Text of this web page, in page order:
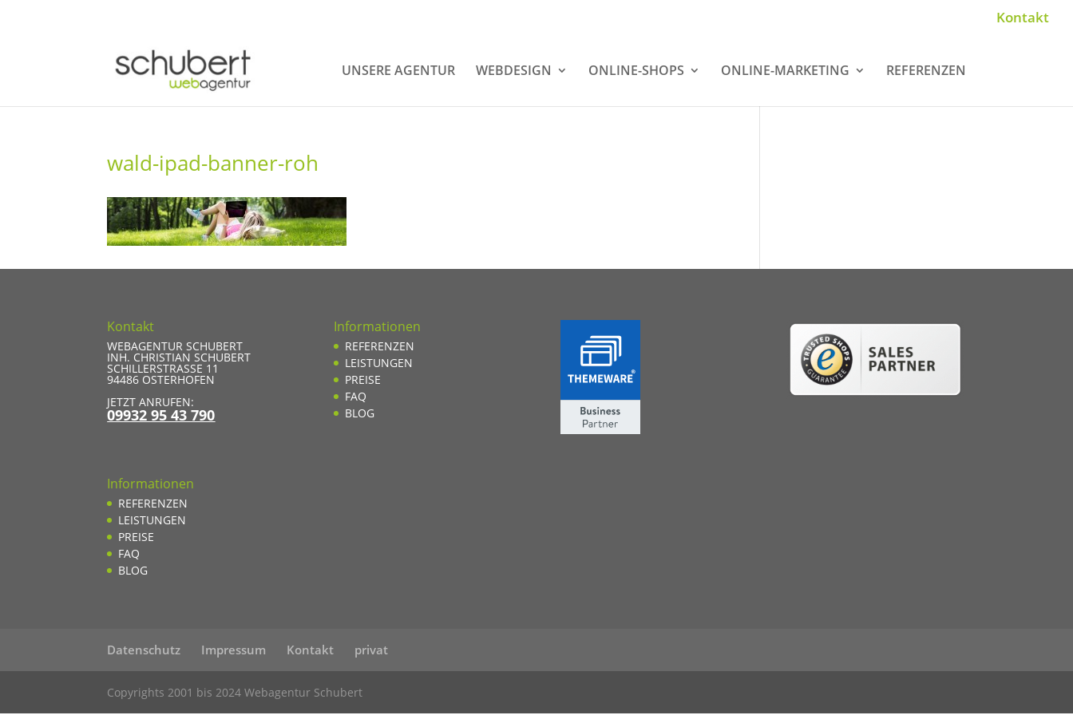
Kontakt
UNSERE AGENTUR WEBDESIGN ONLINE-SHOPS ONLINE-MARKETING REFERENZEN
wald-ipad-banner-roh
Kontakt
WEBAGENTUR SCHUBERT
INH. CHRISTIAN SCHUBERT
SCHILLERSTRASSE 11
94486 OSTERHOFEN
JETZT ANRUFEN:
09932 95 43 790
Informationen
REFERENZEN
LEISTUNGEN
PREISE
FAQ
BLOG
Informationen
REFERENZEN
LEISTUNGEN
PREISE
FAQ
BLOG
Datenschutz Impressum Kontakt privat
Copyrights 2001 bis 2024 Webagentur Schubert